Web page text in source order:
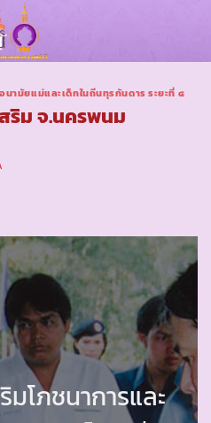
ามัยแม่และเด็กในถิ่นทุรกันดาร ระยะที่ ๔
ริม จ.นครพนม
มโภชนาการและ